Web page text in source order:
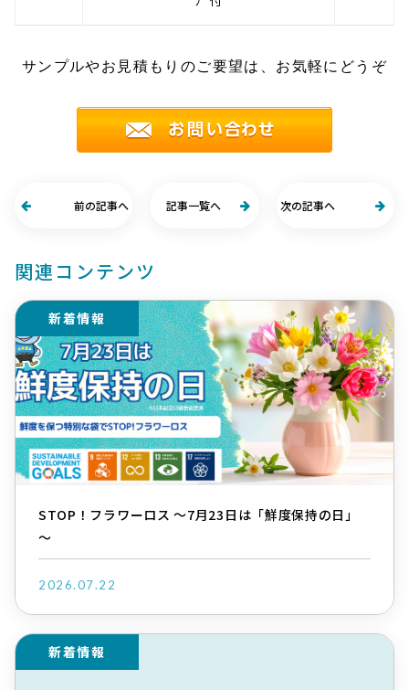
サンプルやお見積もりのご要望は、お気軽にどうぞ
前の記事へ 記事一覧へ 次の記事へ
関連コンテンツ
新着情報
STOP！フラワーロス ～7月23日は「鮮度保持の日」
～
2026.07.22
新着情報